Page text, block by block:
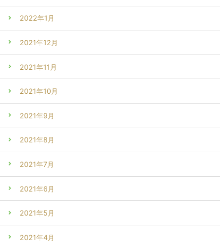
2022年1月
2021年12月
2021年11月
2021年10月
2021年9月
2021年8月
2021年7月
2021年6月
2021年5月
2021年4月